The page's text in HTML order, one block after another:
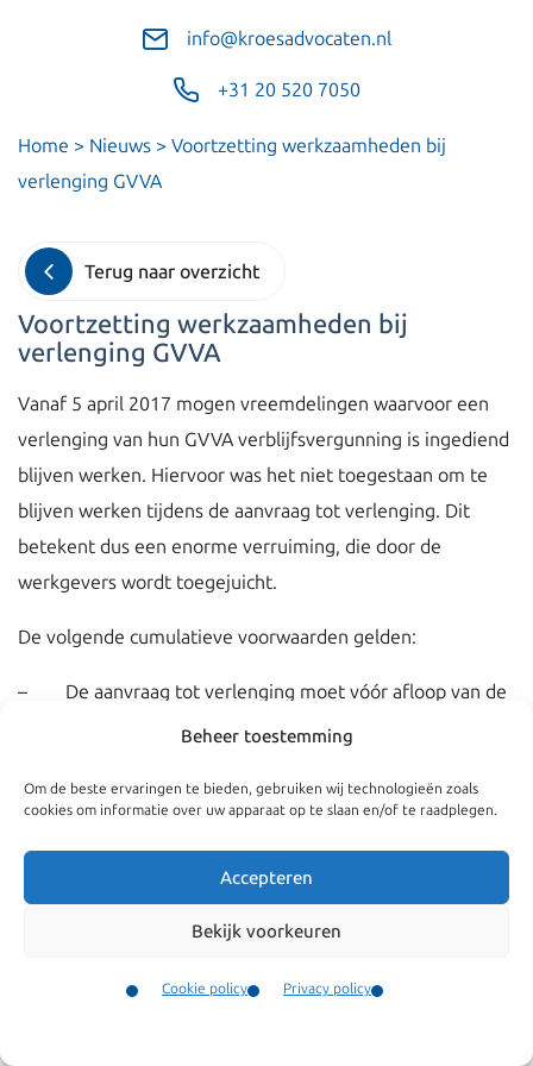
Beheer toestemming
Om de beste ervaringen te bieden, gebruiken wij technologieën zoals
cookies om informatie over uw apparaat op te slaan en/of te raadplegen.
Accepteren
Bekijk voorkeuren
Cookie policy Privacy policy
info@kroesadvocaten.nl
+31 20 520 7050
Home > Nieuws > Voortzetting werkzaamheden bij
verlenging GVVA
Terug naar overzicht
Voortzetting werkzaamheden bij
verlenging GVVA
Vanaf 5 april 2017 mogen vreemdelingen waarvoor een
verlenging van hun GVVA verblijfsvergunning is ingediend
blijven werken. Hiervoor was het niet toegestaan om te
blijven werken tijdens de aanvraag tot verlenging. Dit
betekent dus een enorme verruiming, die door de
werkgevers wordt toegejuicht.
De volgende cumulatieve voorwaarden gelden:
– De aanvraag tot verlenging moet vóór afloop van de
geldigheidsduur van de GVVA zijn ingediend;
– De werknemer moet dezelfde soort werkzaamheden
blijven verrichten;
– De werknemer moet een VA (Verblijfsaantekening
Algemeen) sticker in zijn paspoort hebben, waarmee hij
kan aantonen dat hij mag blijven werken voor zijn